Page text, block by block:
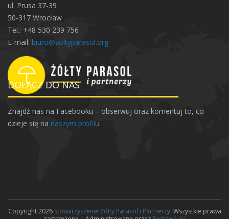
ul. Prusa 37-39
50-317 Wrocław
Tel.: +48 530 239 756
E-mail: biuro@zoltyparasol.org
DOŁĄCZ DO NAS
Znajdź nas na Facebooku – obserwuj oraz komentuj to, co
dzieje się na naszym profilu.
Copyright 2026 Stowarzyszenie Żółty Parasol i Partnerzy. Wszystkie prawa